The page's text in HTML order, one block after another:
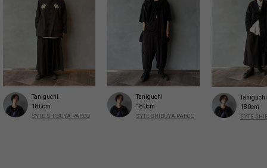
Taniguchi
180cm
S'YTE SHIBUYA PARCO
Taniguchi
180cm
S'YTE SHIBUYA PARCO
Taniguchi
180cm
S'YTE